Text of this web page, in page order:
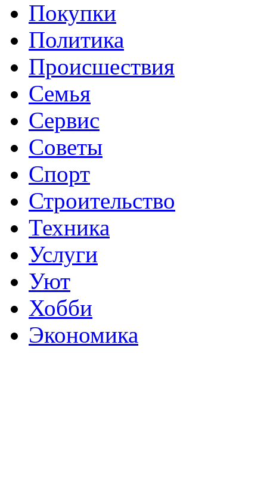
Покупки
Политика
Происшествия
Семья
Сервис
Советы
Спорт
Строительство
Техника
Услуги
Уют
Хобби
Экономика